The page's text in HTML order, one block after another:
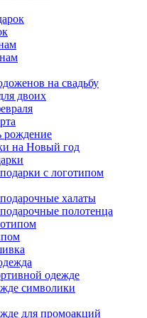
на свадьбу
двоих
рождение
на Новый год
с логотипом
халаты
полотенца
одежде
символики
для промоакций